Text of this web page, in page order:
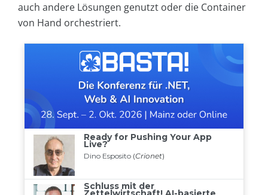
auch andere Lösungen genutzt oder die Container
von Hand orchestriert.